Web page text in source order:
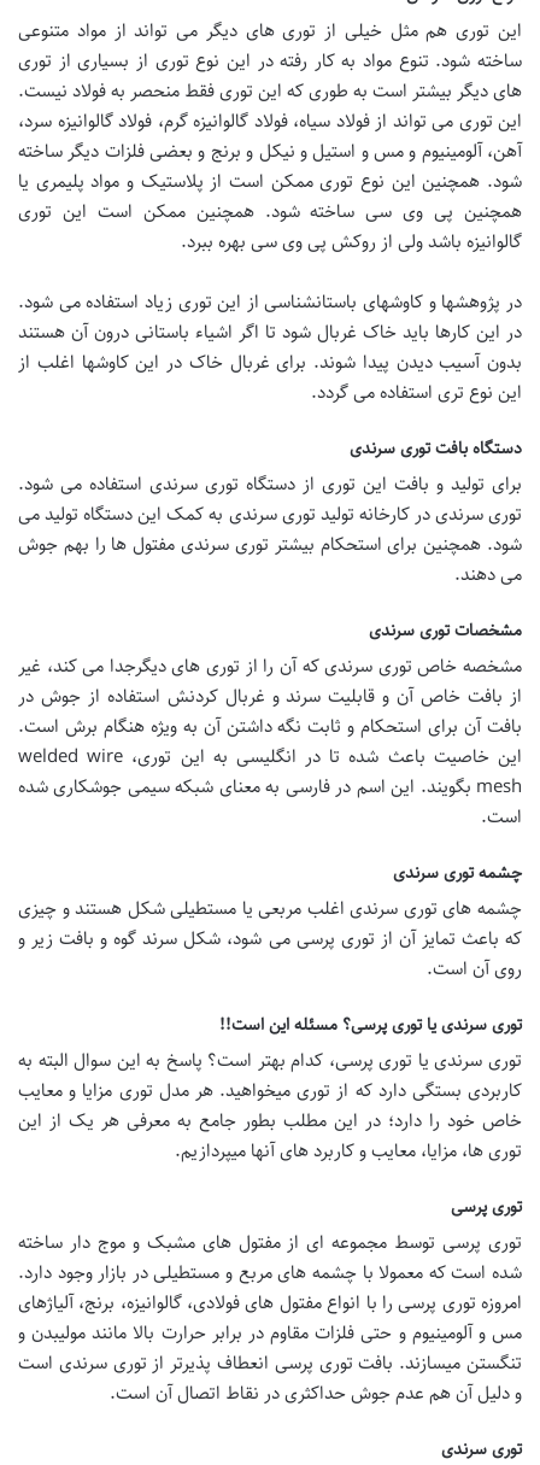
این توری هم مثل خیلی از توری های دیگر می تواند از مواد متنوعی
ساخته شود. تنوع مواد به کار رفته در این نوع توری از بسیاری از توری
های دیگر بیشتر است به طوری که این توری فقط منحصر به فولاد نیست.
این توری می تواند از فولاد سیاه، فولاد گالوانیزه گرم، فولاد گالوانیزه سرد،
آهن، آلومینیوم و مس و استیل و نیکل و برنج و بعضی فلزات دیگر ساخته
شود. همچنین این نوع توری ممکن است از پلاستیک و مواد پلیمری یا
همچنین پی وی سی ساخته شود. همچنین ممکن است این توری
گالوانیزه باشد ولی از روکش پی وی سی بهره ببرد.
در پژوهشها و کاوشهای باستانشناسی از این توری زیاد استفاده می شود.
در این کارها باید خاک غربال شود تا اگر اشیاء باستانی درون آن هستند
بدون آسیب دیدن پیدا شوند. برای غربال خاک در این کاوشها اغلب از
این نوع تری استفاده می گردد.
دستگاه بافت توری سرندی
برای تولید و بافت این توری از دستگاه توری سرندی استفاده می شود.
توری سرندی در کارخانه تولید توری سرندی به کمک این دستگاه تولید می
شود. همچنین برای استحکام بیشتر توری سرندی مفتول ها را بهم جوش
می دهند.
مشخصات توری سرندی
مشخصه خاص توری سرندی که آن را از توری های دیگرجدا می کند، غیر
از بافت خاص آن و قابلیت سرند و غربال کردنش استفاده از جوش در
بافت آن برای استحکام و ثابت نگه داشتن آن به ویژه هنگام برش است.
این خاصیت باعث شده تا در انگلیسی به این توری، welded wire
mesh بگویند. این اسم در فارسی به معنای شبکه‌ سیمی جوشکاری شده
است.
چشمه توری سرندی
چشمه های توری سرندی اغلب مربعی یا مستطیلی شکل هستند و چیزی
که باعث تمایز آن از توری پرسی می شود، شکل سرند گوه و بافت زیر و
روی آن است.
توری سرندی یا توری پرسی؟ مسئله این است!!
توری سرندی یا توری پرسی، کدام بهتر است؟ پاسخ به این سوال البته به
کاربردی بستگی دارد که از توری میخواهید. هر مدل توری مزایا و معایب
خاص خود را دارد؛ در این مطلب بطور جامع به معرفی هر یک از این
توری ها، مزایا، معایب و کاربرد های آنها میپردازیم.
توری پرسی
توری پرسی توسط مجموعه ای از مفتول های مشبک و موج دار ساخته
شده است که معمولا با چشمه های مربع و مستطیلی در بازار وجود دارد.
امروزه توری پرسی را با انواع مفتول های فولادی، گالوانیزه، برنج، آلیاژهای
مس و آلومینیوم و حتی فلزات مقاوم در برابر حرارت بالا مانند مولیبدن و
تنگستن میسازند. بافت توری پرسی انعطاف پذیرتر از توری سرندی است
و دلیل آن هم عدم جوش حداکثری در نقاط اتصال آن است.
توری سرندی